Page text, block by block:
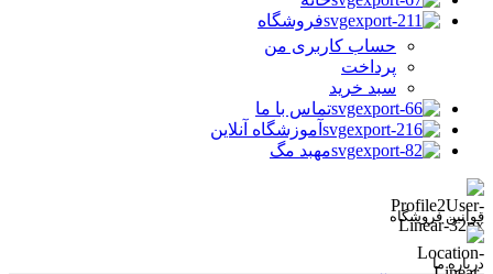
فروشگاه
حساب کاربری من
پرداخت
سبد خرید
تماس با ما
آموزشگاه آنلاین
مهبد مگ
قوانین فروشگاه
درباره ما